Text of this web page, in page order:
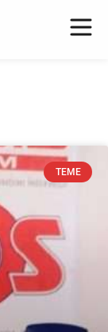
TEME